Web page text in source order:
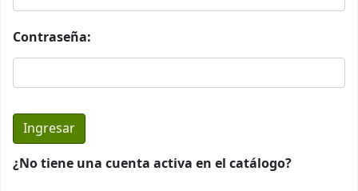
Contraseña:
¿No tiene una cuenta activa en el catálogo?